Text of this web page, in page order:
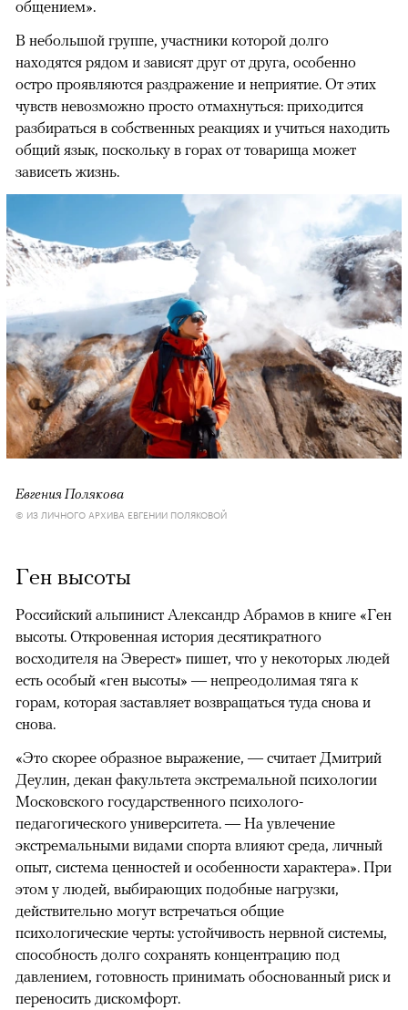
общением».
В небольшой группе, участники которой долго
находятся рядом и зависят друг от друга, особенно
остро проявляются раздражение и неприятие. От этих
чувств невозможно просто отмахнуться: приходится
разбираться в собственных реакциях и учиться находить
общий язык, поскольку в горах от товарища может
зависеть жизнь.
Евгения Полякова
© ИЗ ЛИЧНОГО АРХИВА ЕВГЕНИИ ПОЛЯКОВОЙ
Ген высоты
Российский альпинист Александр Абрамов в книге «Ген
высоты. Откровенная история десятикратного
восходителя на Эверест» пишет, что у некоторых людей
есть особый «ген высоты» — непреодолимая тяга к
горам, которая заставляет возвращаться туда снова и
снова.
«Это скорее образное выражение, — считает Дмитрий
Деулин, декан факультета экстремальной психологии
Московского государственного психолого-
педагогического университета. — На увлечение
экстремальными видами спорта влияют среда, личный
опыт, система ценностей и особенности характера». При
этом у людей, выбирающих подобные нагрузки,
действительно могут встречаться общие
психологические черты: устойчивость нервной системы,
способность долго сохранять концентрацию под
давлением, готовность принимать обоснованный риск и
переносить дискомфорт.